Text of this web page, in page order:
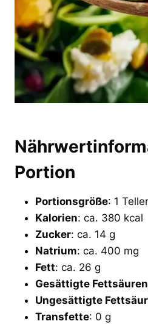
Portion
Portionsgröße: 1 Teller
Kalorien: ca. 380 kcal
Zucker: ca. 14 g
Natrium: ca. 400 mg
Fett: ca. 26 g
Gesättigte Fettsäuren
Ungesättigte
Transfette: 0 g